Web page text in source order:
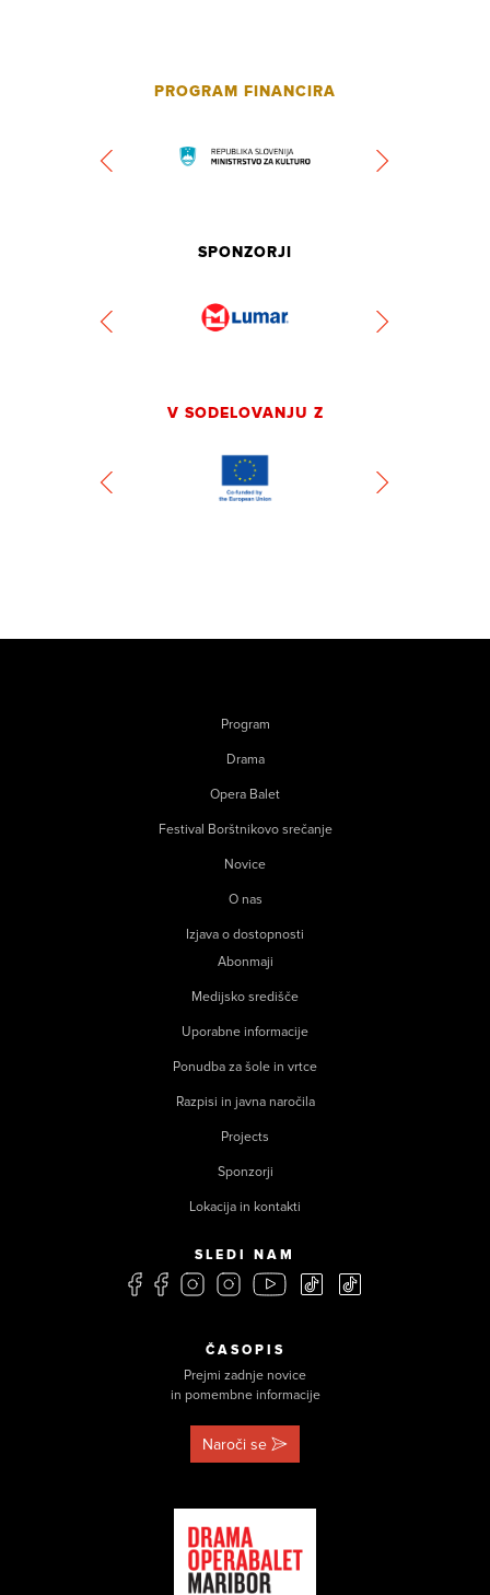
PROGRAM FINANCIRA
SPONZORJI
V SODELOVANJU Z
Program
Drama
Opera Balet
Festival Borštnikovo srečanje
Novice
O nas
Izjava o dostopnosti
Abonmaji
Medijsko središče
Uporabne informacije
Ponudba za šole in vrtce
Razpisi in javna naročila
Projects
Sponzorji
Lokacija in kontakti
SLEDI NAM
ČASOPIS
Prejmi zadnje novice
in pomembne informacije
Naroči se